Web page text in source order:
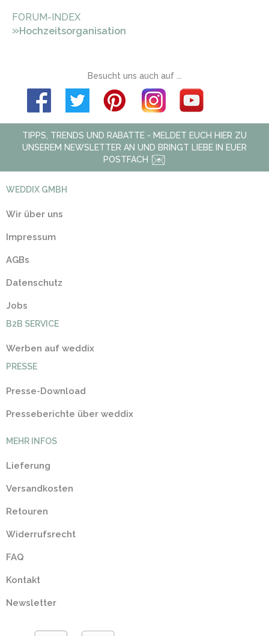
FORUM-INDEX
»Hochzeitsorganisation
Besucht uns auch auf ...
TIPPS, TRENDS UND RABATTE - MELDET EUCH HIER ZU
UNSEREM NEWSLETTER AN UND BRINGT LIEBE IN EUER
POSTFACH
WEDDIX GMBH
Wir über uns
Impressum
AGBs
Datenschutz
Jobs
B2B SERVICE
Werben auf weddix
PRESSE
Presse-Download
Presseberichte über weddix
MEHR INFOS
Lieferung
Versandkosten
Retouren
Widerrufsrecht
FAQ
Kontakt
Newsletter